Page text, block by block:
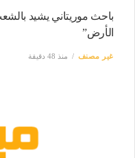
باحث موريتاني يشيد
الأرض”
غير مصنف منذ 48 دقيقة